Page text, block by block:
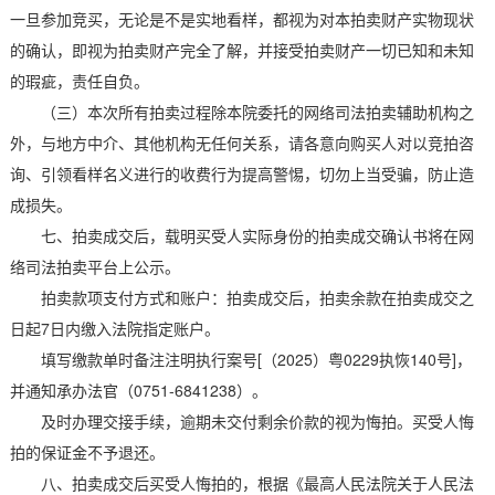
一旦参加竞买，无论是不是实地看样，都视为对本拍卖财产实物现状
的确认，即视为拍卖财产完全了解，并接受拍卖财产一切已知和未知
的瑕疵，责任自负。
（三）本次所有拍卖过程除本院委托的网络司法拍卖辅助机构之
外，与地方中介、其他机构无任何关系，请各意向购买人对以竞拍咨
询、引领看样名义进行的收费行为提高警惕，切勿上当受骗，防止造
成损失。
七、拍卖成交后，载明买受人实际身份的拍卖成交确认书将在网
络司法拍卖平台上公示。
拍卖款项支付方式和账户：拍卖成交后，拍卖余款在拍卖成交之
日起7日内缴入法院指定账户。
填写缴款单时备注注明执行案号[（2025）粤0229执恢140号]，
并通知承办法官（0751-6841238）。
及时办理交接手续，逾期未交付剩余价款的视为悔拍。买受人悔
拍的保证金不予退还。
八、拍卖成交后买受人悔拍的，根据《最高人民法院关于人民法